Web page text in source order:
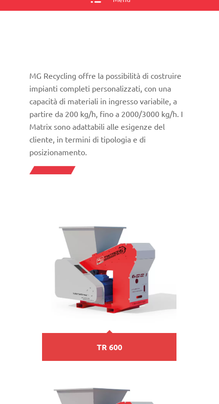
MG Recycling offre la possibilità di costruire
impianti completi personalizzati, con una
capacità di materiali in ingresso variabile, a
partire da 200 kg/h, fino a 2000/3000 kg/h. I
Matrix sono adattabili alle esigenze del
cliente, in termini di tipologia e di
posizionamento.
TR 600